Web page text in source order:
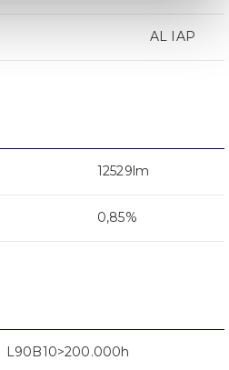
AL IAP
12529lm
0,85%
L90B10>200.000h